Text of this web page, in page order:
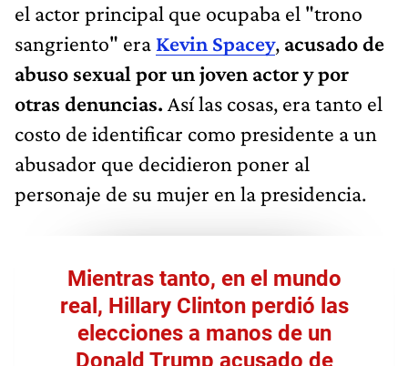
el actor principal que ocupaba el "trono
sangriento" era Kevin Spacey, acusado de
abuso sexual por un joven actor y por
otras denuncias. Así las cosas, era tanto el
costo de identificar como presidente a un
abusador que decidieron poner al
personaje de su mujer en la presidencia.
Mientras tanto, en el mundo
real, Hillary Clintonperdió las
elecciones a manos de un
Donald Trump acusado de